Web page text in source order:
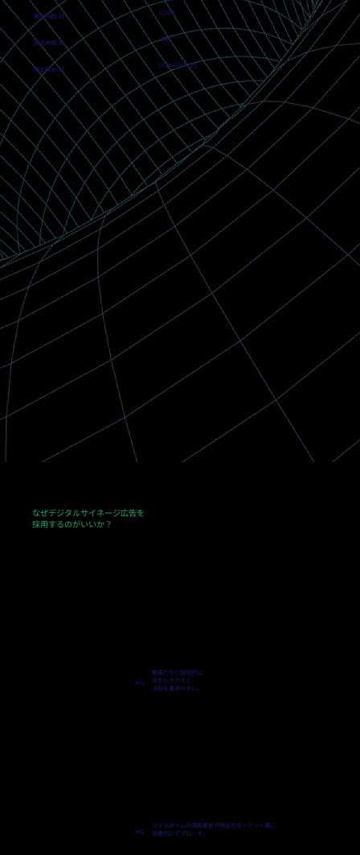
掲出回数/日 115回
掲出時間/枠 15秒
掲出料金/月 55,000円(税込)
動画だから視覚的に
目を引きやすく
注目を集めやすい。
#01
リアルタイムの情報更新や特定のターゲット層に
効果的にアプローチ
#02
なぜデジタルサイネージ広告を
採用するのがいいか？